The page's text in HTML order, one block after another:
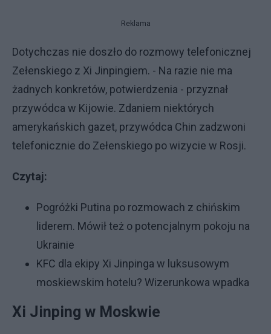
Reklama
Dotychczas nie doszło do rozmowy telefonicznej
Zełenskiego z Xi Jinpingiem. - Na razie nie ma
żadnych konkretów, potwierdzenia - przyznał
przywódca w Kijowie. Zdaniem niektórych
amerykańskich gazet, przywódca Chin zadzwoni
telefonicznie do Zełenskiego po wizycie w Rosji.
Czytaj:
Pogróżki Putina po rozmowach z chińskim
liderem. Mówił też o potencjalnym pokoju na
Ukrainie
KFC dla ekipy Xi Jinpinga w luksusowym
moskiewskim hotelu? Wizerunkowa wpadka
Xi Jinping w Moskwie